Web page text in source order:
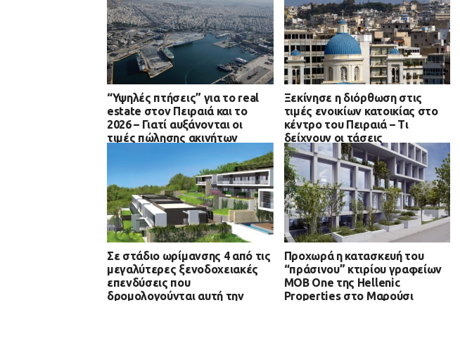
“Υψηλές πτήσεις” για το real
estate στον Πειραιά και το
2026 – Γιατί αυξάνονται οι
τιμές πώλησης ακινήτων
Ξεκίνησε η διόρθωση στις
τιμές ενοικίων κατοικίας στο
κέντρο του Πειραιά – Τι
δείχνουν οι τάσεις
Σε στάδιο ωρίμανσης 4 από τις
μεγαλύτερες ξενοδοχειακές
επενδύσεις που
δρομολογούνται αυτή την
Προχωρά η κατασκευή του
“πράσινου” κτιρίου γραφείων
MOB One της Hellenic
Properties στο Μαρούσι